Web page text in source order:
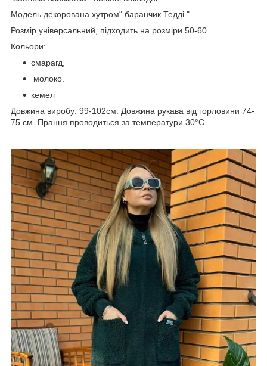
Модель декорована хутром" баранчик Тедді ".
Розмір універсальний, підходить на розміри 50-60.
Кольори:
смарагд,
молоко.
кемел
Довжина виробу: 99-102см. Довжина рукава від горловини 74-
75 см. Прання проводиться за температури 30°С.